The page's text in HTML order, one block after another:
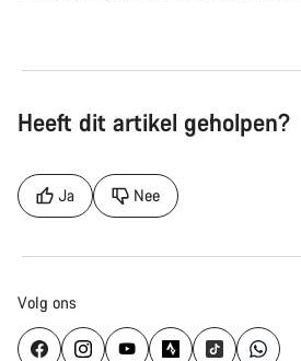
Heeft dit artikel geholpen?
Ja Nee
Volg ons